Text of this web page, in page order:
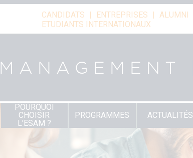
CANDIDATS ENTREPRISES
ALUMNI
ETUDIANTS INTERNATIONAUX
MANAGEMENT
POURQUOI
CHOISIR
L'ESAM ?
PROGRAMMES ACTUALITÉS